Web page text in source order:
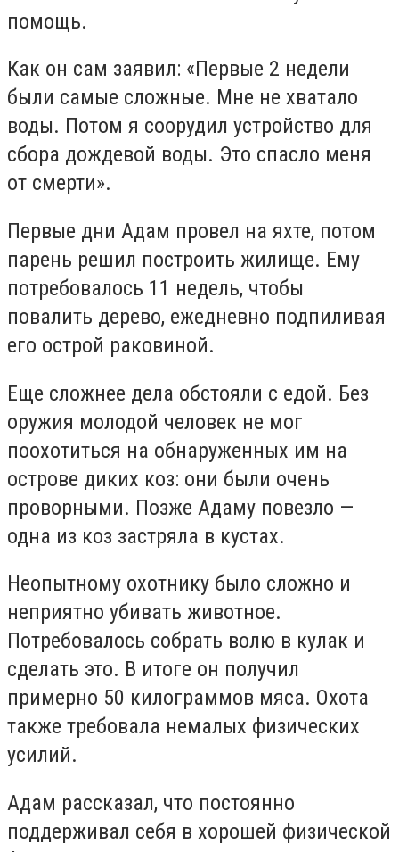
помощь.
Как он сам заявил: «Первые 2 недели
были самые сложные. Мне не хватало
воды. Потом я соорудил устройство для
сбора дождевой воды. Это спасло меня
от смерти».
Первые дни Адам провел на яхте, потом
парень решил построить жилище. Ему
потребовалось 11 недель, чтобы
повалить дерево, ежедневно подпиливая
его острой раковиной.
Еще сложнее дела обстояли с едой. Без
оружия молодой человек не мог
поохотиться на обнаруженных им на
острове диких коз: они были очень
проворными. Позже Адаму повезло —
одна из коз застряла в кустах.
Неопытному охотнику было сложно и
неприятно убивать животное.
Потребовалось собрать волю в кулак и
сделать это. В итоге он получил
примерно 50 килограммов мяса. Охота
также требовала немалых физических
усилий.
Адам рассказал, что постоянно
поддерживал себя в хорошей физической